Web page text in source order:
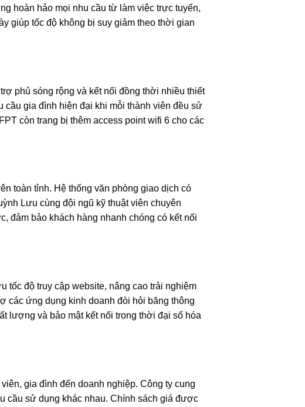
hoàn hảo mọi nhu cầu từ làm việc trực tuyến,
giúp tốc độ không bị suy giảm theo thời gian
phủ sóng rộng và kết nối đồng thời nhiều thiết
gia đình hiện đại khi mỗi thành viên đều sử
còn trang bị thêm access point wifi 6 cho các
toàn tỉnh. Hệ thống văn phòng giao dịch có
Lưu cùng đội ngũ kỹ thuật viên chuyên
đảm bảo khách hàng nhanh chóng có kết nối
tốc độ truy cập website, nâng cao trải nghiệm
các ứng dụng kinh doanh đòi hỏi băng thông
lượng và bảo mật kết nối trong thời đại số hóa
gia đình đến doanh nghiệp. Công ty cung
cầu sử dụng khác nhau. Chính sách giá được